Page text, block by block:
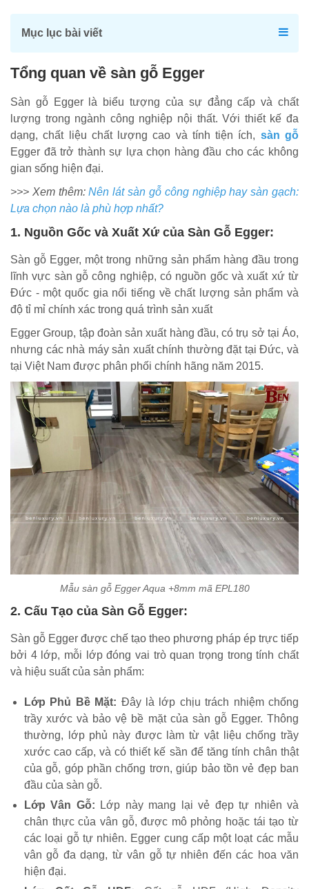
Mục lục bài viết
Tổng quan về sàn gỗ Egger
Sàn gỗ Egger là biểu tượng của sự đẳng cấp và chất
lượng trong ngành công nghiệp nội thất. Với thiết kế đa
dạng, chất liệu chất lượng cao và tính tiện ích, sàn gỗ
Egger đã trở thành sự lựa chọn hàng đầu cho các không
gian sống hiện đại.
>>> Xem thêm:Nên lát sàn gỗ công nghiệp hay sàn gạch:
Lựa chọn nào là phù hợp nhất?
1. Nguồn Gốc và Xuất Xứ của Sàn Gỗ Egger:
Sàn gỗ Egger, một trong những sản phẩm hàng đầu trong
lĩnh vực sàn gỗ công nghiệp, có nguồn gốc và xuất xứ từ
Đức - một quốc gia nổi tiếng về chất lượng sản phẩm và
độ tỉ mỉ chính xác trong quá trình sản xuất
Egger Group, tập đoàn sản xuất hàng đầu, có trụ sở tại Áo,
nhưng các nhà máy sản xuất chính thường đặt tại Đức, và
tại Việt Nam được phân phối chính hãng năm 2015.
Mẫu sàn gỗ Egger Aqua +8mm mã EPL180
2. Cấu Tạo của Sàn Gỗ Egger:
Sàn gỗ Egger được chế tạo theo phương pháp ép trực tiếp
bởi 4 lớp, mỗi lớp đóng vai trò quan trọng trong tính chất
và hiệu suất của sản phẩm:
Lớp Phủ Bề Mặt: Đây là lớp chịu trách nhiệm chống
trầy xước và bảo vệ bề mặt của sàn gỗ Egger. Thông
thường, lớp phủ này được làm từ vật liệu chống trầy
xước cao cấp, và có thiết kế sần để tăng tính chân thật
của gỗ, góp phần chống trơn, giúp bảo tồn vẻ đẹp ban
đầu của sàn gỗ.
Lớp Vân Gỗ:
Lớp này mang lại vẻ đẹp tự nhiên và
chân thực của vân gỗ, được mô phỏng hoặc tái tạo từ
các loại gỗ tự nhiên. Egger cung cấp một loạt các mẫu
vân gỗ đa dạng, từ vân gỗ tự nhiên đến các hoa văn
hiện đại.